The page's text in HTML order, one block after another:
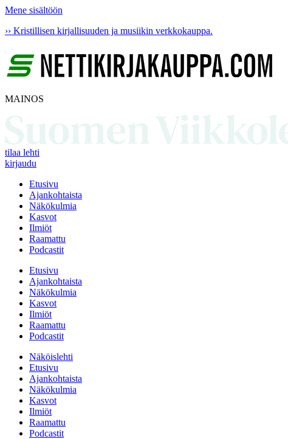
Mene sisältöön
›› Kristillisen kirjallisuuden ja musiikin verkkokauppa.
MAINOS
tilaa lehti
kirjaudu
Etusivu
Ajankohtaista
Näkökulmia
Kasvot
Ilmiöt
Raamattu
Podcastit
Etusivu
Ajankohtaista
Näkökulmia
Kasvot
Ilmiöt
Raamattu
Podcastit
Näköislehti
Etusivu
Ajankohtaista
Näkökulmia
Kasvot
Ilmiöt
Raamattu
Podcastit